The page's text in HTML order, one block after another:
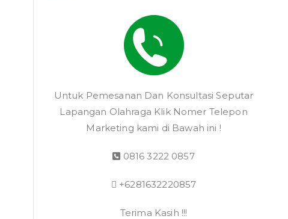
Untuk Pemesanan Dan Konsultasi Seputar
Lapangan Olahraga Klik Nomer Telepon
Marketing kami di Bawah ini !
0816 3222 0857
+6281632220857
Terima Kasih !!!